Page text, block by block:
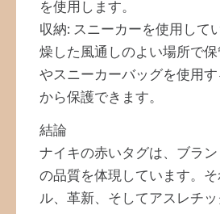
を使用します。
収納: スニーカーを使用して
燥した風通しのよい場所で
やスニーカーバッグを使用
から保護できます。
結論
ナイキの赤いタグは、ブラ
の品質を体現しています。そ
ル、革新、そしてアスレチ